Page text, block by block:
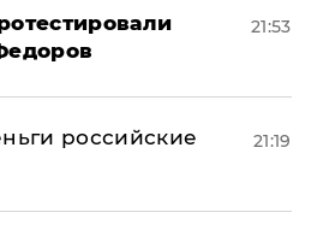
21:53
российские
21:19